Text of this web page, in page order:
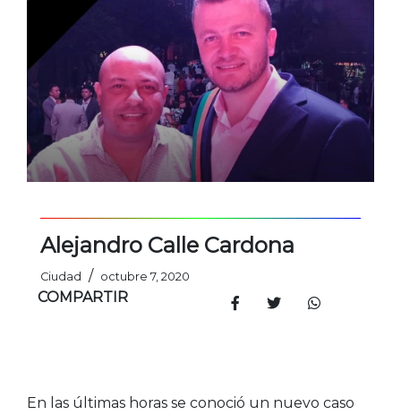
Alejandro Calle Cardona
Ciudad / octubre 7, 2020
COMPARTIR
En las últimas horas se conoció un nuevo caso